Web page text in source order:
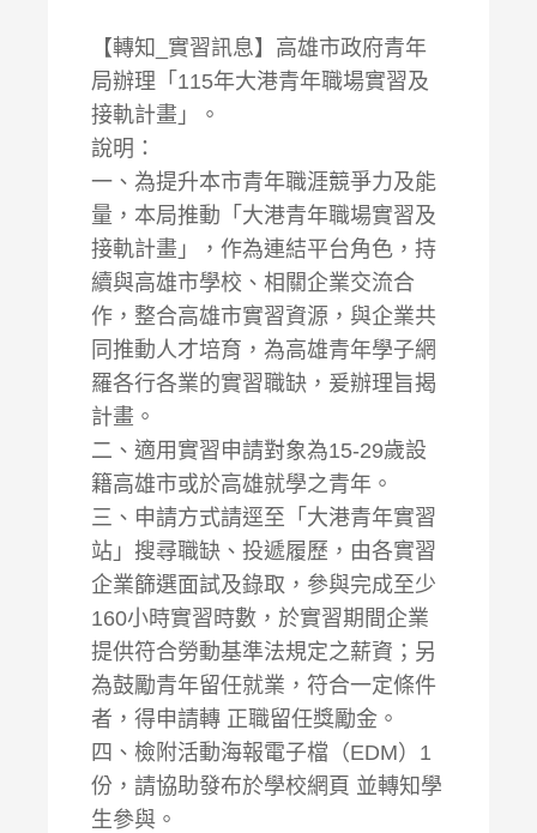
【轉知_實習訊息】高雄市政府青年
局辦理「115年大港青年職場實習及
接軌計畫」。
說明：
一、為提升本市青年職涯競爭力及能
量，本局推動「大港青年職場實習及
接軌計畫」，作為連結平台角色，持
續與高雄市學校、相關企業交流合
作，整合高雄市實習資源，與企業共
同推動人才培育，為高雄青年學子網
羅各行各業的實習職缺，爰辦理旨揭
計畫。
二、適用實習申請對象為15-29歲設
籍高雄市或於高雄就學之青年。
三、申請方式請逕至「大港青年實習
站」搜尋職缺、投遞履歷，由各實習
企業篩選面試及錄取，參與完成至少
160小時實習時數，於實習期間企業
提供符合勞動基準法規定之薪資；另
為鼓勵青年留任就業，符合一定條件
者，得申請轉 正職留任獎勵金。
四、檢附活動海報電子檔（EDM）1
份，請協助發布於學校網頁 並轉知學
生參與。